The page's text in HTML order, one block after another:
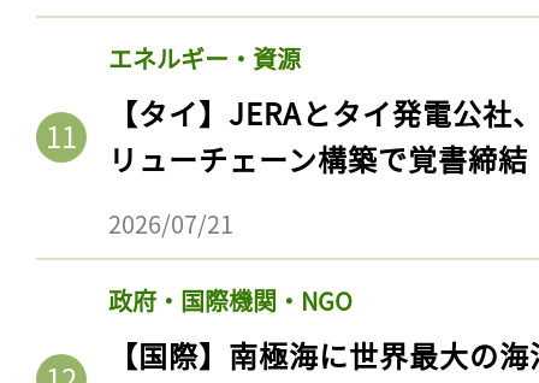
エネルギー・資源
【タイ】JERAとタイ発電公社
リューチェーン構築で覚書締結
2026/07/21
政府・国際機関・NGO
【国際】南極海に世界最大の